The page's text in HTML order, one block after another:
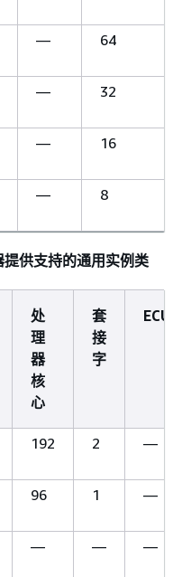
— 64
— 32
— 16
— 8
供支持的通用实例类
处
理
器
核
心
套
接
字
ECU
192 2 —
96 1 —
— — —